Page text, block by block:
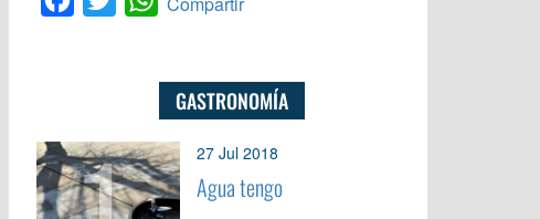
GASTRONOMÍA
1 27 Jul 2018
Agua tengo